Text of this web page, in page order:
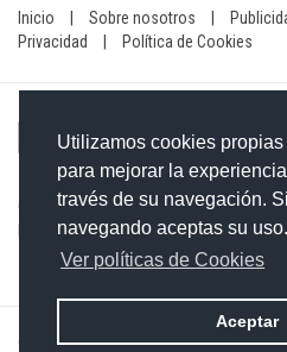
Utilizamos cookies
para mejorar la
través de su navegación.
navegando aceptas su uso.
Ver políticas de Cookies
Aceptar
Inicio Sobre nosotros
Privacidad
Política de Cookies
Contacto: 849-754-4472
Email:redaccionxtra@gmail.com/
©2026 Grupo Informativo Dominicano